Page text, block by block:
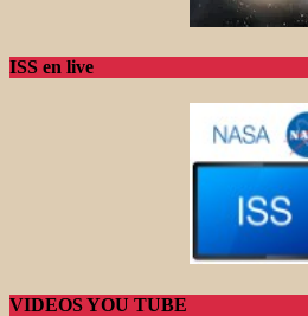
ISS en live
VIDEOS YOU TUBE